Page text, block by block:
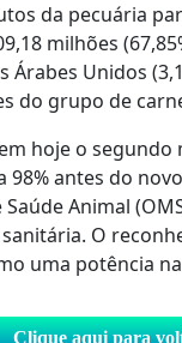
da pecuária
milhões
Árabes Unidos
do grupo de
hoje o
antes do
Animal
O
uma potência
Clique aqui para